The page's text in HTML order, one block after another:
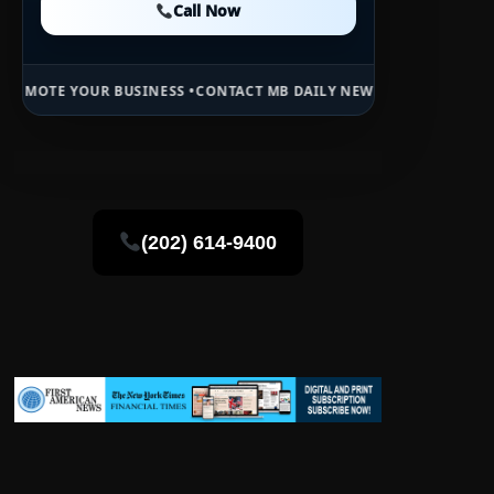
Call Now
Call Now
•CONTACT MB DAILY NEWS •ADVERTISE HERE •
(202) 614-9400